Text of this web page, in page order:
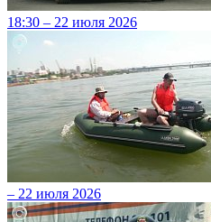
18:30 – 22 июля 2026
– 22 июля 2026